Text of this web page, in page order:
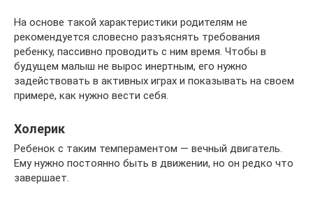
На основе такой характеристики родителям не
рекомендуется словесно разъяснять требования
ребенку, пассивно проводить с ним время. Чтобы в
будущем малыш не вырос инертным, его нужно
задействовать в активных играх и показывать на своем
примере, как нужно вести себя.
Холерик
Ребенок с таким темпераментом — вечный двигатель.
Ему нужно постоянно быть в движении, но он редко что
завершает.